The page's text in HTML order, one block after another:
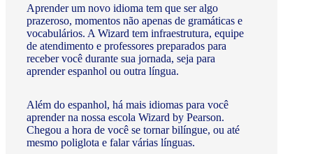
Aprender um novo idioma tem que ser algo
prazeroso, momentos não apenas de gramáticas e
vocabulários. A Wizard tem infraestrutura, equipe
de atendimento e professores preparados para
receber você durante sua jornada, seja para
aprender espanhol ou outra língua.
Além do espanhol, há mais idiomas para você
aprender na nossa escola Wizard by Pearson.
Chegou a hora de você se tornar bilíngue, ou até
mesmo poliglota e falar várias línguas.